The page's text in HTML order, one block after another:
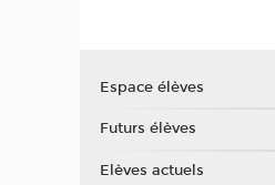
Espace élèves
Futurs élèves
Elèves actuels